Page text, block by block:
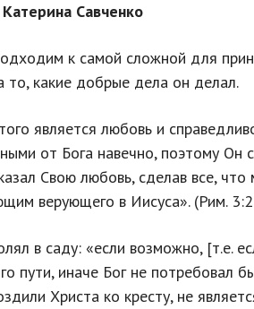
Савченко
к самой сложной для
то, какие добрые дела он делал.
является любовь и
от Бога навечно, поэтому Он
Свою любовь, сделав все,
верующего в Иисуса». (Рим.
в саду: «если возможно, [т.е.
пути, иначе Бог не потребовал
Христа ко кресту, не